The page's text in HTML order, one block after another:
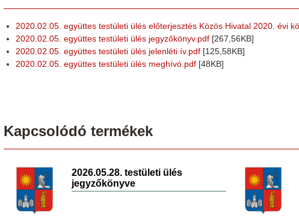
2020.02.05. együttes testületi ülés előterjesztés Közös Hivatal 2020. évi
2020.02.05. együttes testületi ülés jegyzőkönyv.pdf [267,56KB]
2020.02.05. együttes testületi ülés jelenléti ív.pdf [125,58KB]
2020.02.05. együttes testületi ülés meghívó.pdf [48KB]
Kapcsolódó termékek
2026.05.28. testületi ülés
jegyzőkönyve